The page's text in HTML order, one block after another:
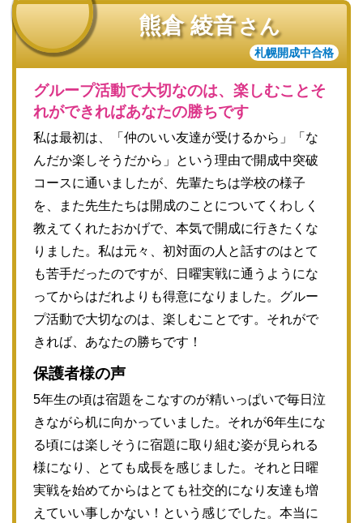
熊倉 綾音さん
札幌開成中合格
グループ活動で大切なのは、楽しむことそ
れができればあなたの勝ちです
私は最初は、「仲のいい友達が受けるから」「な
んだか楽しそうだから」という理由で開成中突破
コースに通いましたが、先輩たちは学校の様子
を、また先生たちは開成のことについてくわしく
教えてくれたおかげで、本気で開成に行きたくな
りました。私は元々、初対面の人と話すのはとて
も苦手だったのですが、日曜実戦に通うようにな
ってからはだれよりも得意になりました。グルー
プ活動で大切なのは、楽しむことです。それがで
きれば、あなたの勝ちです！
保護者様の声
5年生の頃は宿題をこなすのが精いっぱいで毎日泣
きながら机に向かっていました。それが6年生にな
る頃には楽しそうに宿題に取り組む姿が見られる
様になり、とても成長を感じました。それと日曜
実戦を始めてからはとても社交的になり友達も増
えていい事しかない！という感じでした。本当に